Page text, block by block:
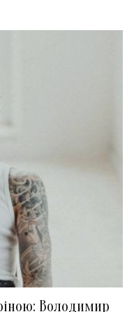
Володимир